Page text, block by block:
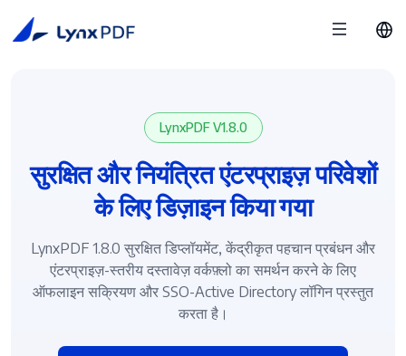
LynxPDF V1.8.0
सुरक्षित और नियंत्रित एंटरप्राइज़ परिवेशों
के लिए डिज़ाइन किया गया
LynxPDF 1.8.0 सुरक्षित डिप्लॉयमेंट, केंद्रीकृत पहचान प्रबंधन और
एंटरप्राइज़-स्तरीय दस्तावेज़ वर्कफ़्लो का समर्थन करने के लिए
ऑफलाइन सक्रियण और SSO-Active Directory लॉगिन प्रस्तुत
करता है।